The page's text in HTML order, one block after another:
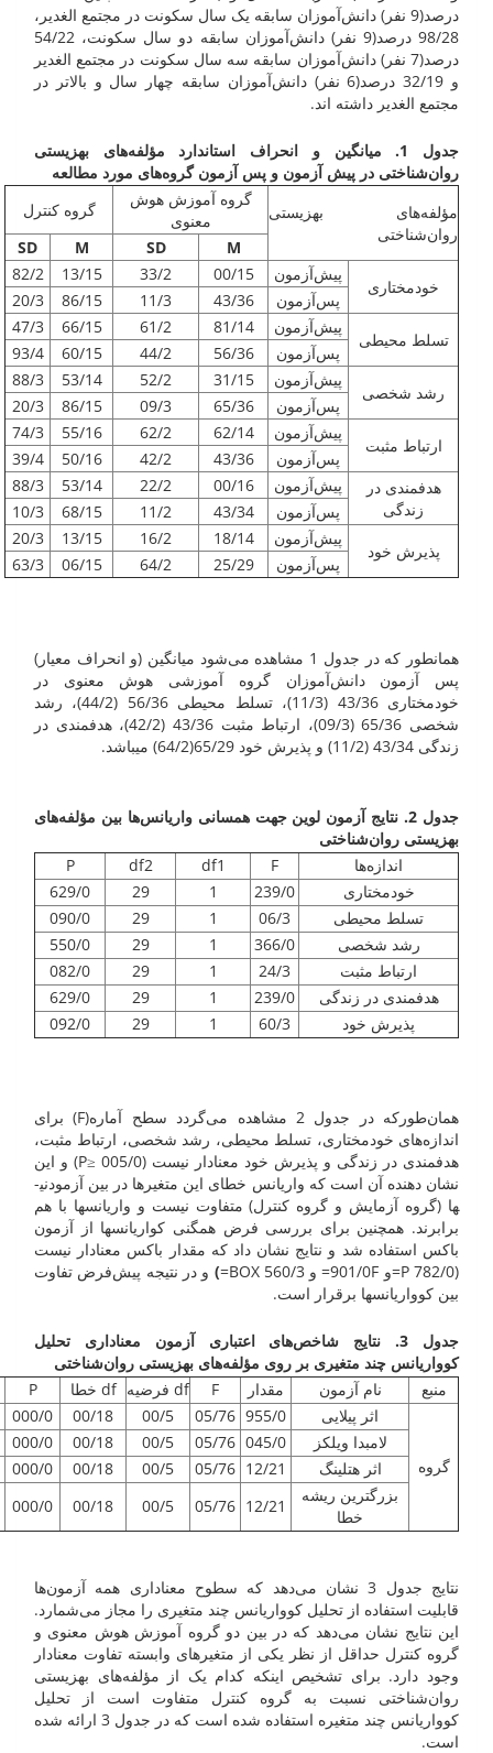
درصد(9 نفر) دانش‌آموزان سابقه یک سال سکونت در مجتمع الغدیر،
98/28 درصد(9 نفر) دانش‌آموزان سابقه دو سال سکونت، 54/22
درصد(7 نفر) دانش‌آموزان سابقه سه سال سکونت در مجتمع الغدیر
و 32/19 درصد(6 نفر) دانش‌آموزان سابقه چهار سال و بالاتر در
مجتمع الغدیر داشته اند.
جدول 1. میانگین و انحراف استاندارد مؤلفه‌های بهزیستی
روان‌شناختی در پیش آزمون و پس آزمون گروه‌های مورد مطالعه
مؤلفه‌های بهزیستی
روان‌شناختی
گروه آموزش هوش
معنوی
گروه کنترل
M
SD
M
SD
خودمختاری
پیش‌آزمون 00/15
33/2
13/15
82/2
پس‌آزمون
43/36
11/3
86/15
20/3
تسلط محیطی
پیش‌آزمون 81/14
61/2
66/15
47/3
پس‌آزمون
56/36
44/2
60/15
93/4
رشد شخصی
پیش‌آزمون 31/15
52/2
53/14
88/3
پس‌آزمون
65/36
09/3
86/15
20/3
ارتباط مثبت
پیش‌آزمون 62/14
62/2
55/16
74/3
پس‌آزمون
43/36
42/2
50/16
39/4
هدفمندی در
زندگی
پیش‌آزمون 00/16
22/2
53/14
88/3
پس‌آزمون
43/34
11/2
68/15
10/3
پذیرش خود
پیش‌آزمون 18/14
16/2
13/15
20/3
پس‌آزمون
25/29
64/2
06/15
63/3
همان­طور که در جدول 1 مشاهده می‌شود میانگین (و انحراف معیار)
پس آزمون دانش‌آموزان گروه آموزشی هوش معنوی در
خودمختاری 43/36 (11/3)، تسلط محیطی 56/36 (44/2)، رشد
شخصی 65/36 (09/3)، ارتباط مثبت 43/36 (42/2)، هدفمندی در
زندگی 43/34 (11/2) و پذیرش خود 65/29(64/2) می­باشد.
جدول 2. نتایج آزمون لوین جهت همسانی واریانس‌ها بین مؤلفه‌های
بهزیستی روان‌شناختی
اندازه‌ها
F
df1
df2
P
خودمختاری
239/0
1
29
629/0
تسلط محیطی
06/3
1
29
090/0
رشد شخصی
366/0
1
29
550/0
ارتباط مثبت
24/3
1
29
082/0
هدفمندی در زندگی
239/0
1
29
629/0
پذیرش خود
60/3
1
29
092/0
همان‌طورکه در جدول 2 مشاهده می‌گردد سطح آماره(F) برای
اندازه‌های خودمختاری، تسلط محیطی، رشد شخصی، ارتباط مثبت،
هدفمندی در زندگی و پذیرش خود معنادار نیست (005/0 ≤P) و این
نشان دهنده آن است که واریانس خطای این متغیرها در بین آزمودنی­
ها (گروه آزمایش و گروه کنترل) متفاوت نیست و واریانس­ها با هم
برابرند. همچنین برای بررسی فرض همگنی کواریانس­ها از آزمون
باکس استفاده شد و نتایج نشان داد که مقدار باکس معنادار نیست
(782/0 P=و 901/0F= و 560/3 BOX=
) و در نتیجه پیش‌فرض تفاوت
بین کوواریانس­ها برقرار است.
جدول 3. نتایج شاخص‌های اعتباری آزمون معناداری تحلیل
کوواریانس چند متغیری بر روی مؤلفه‌های بهزیستی روان‌شناختی
منبع
نام آزمون مقدار F df فرضیه df خطا P
گروه
اثر پیلایی 955/0
05/76
00/5
00/18
000/0
لامبدا ویلکز
045/0
05/76
00/5
00/18
000/0
اثر هتلینگ
12/21
05/76
00/5
00/18
000/0
بزرگترین ریشه
خطا
12/21
05/76
00/5
00/18
000/0
نتایج جدول 3 نشان می‌دهد که سطوح معناداری همه آزمون‌ها
قابلیت استفاده از تحلیل کوواریانس چند متغیری را مجاز می‌شمارد.
این نتایج نشان می‌دهد که در بین دو گروه آموزش هوش معنوی و
گروه کنترل حداقل از نظر یکی از متغیرهای وابسته تفاوت معنادار
وجود دارد. برای تشخیص اینکه کدام یک از مؤلفه­‌های بهزیستی
روان‌شناختی نسبت به گروه کنترل متفاوت است از تحلیل
کوواریانس چند متغیره استفاده شده است که در جدول 3 ارائه شده
است.